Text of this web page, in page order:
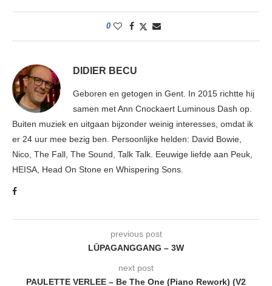
0
DIDIER BECU
Geboren en getogen in Gent. In 2015 richtte hij
samen met Ann Cnockaert Luminous Dash op.
Buiten muziek en uitgaan bijzonder weinig interesses, omdat ik
er 24 uur mee bezig ben. Persoonlijke helden: David Bowie,
Nico, The Fall, The Sound, Talk Talk. Eeuwige liefde aan Peuk,
HEISA, Head On Stone en Whispering Sons.
previous post
LŪPAGANGGANG – 3W
next post
PAULETTE VERLEE – Be The One (Piano Rework) (V2